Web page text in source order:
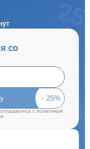
со
c политикой